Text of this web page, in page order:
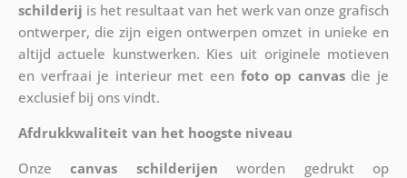
schilderij is het resultaat van het werk van onze grafisch
ontwerper, die zijn eigen ontwerpen omzet in unieke en
altijd actuele kunstwerken. Kies uit originele motieven
en verfraai je interieur met een foto op canvasdie je
exclusief bij ons vindt.
Afdrukkwaliteit van het hoogste niveau
Onzecanvas schilderijen worden gedrukt op